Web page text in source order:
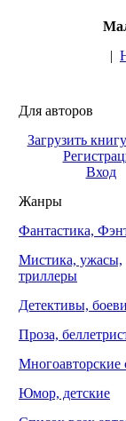
|
Для авторов
Загрузить
Вход
Жанры
Фантастика,
Мистика, ужасы,
триллеры
Детективы,
Проза,
Многоавторские
Юмор, детские